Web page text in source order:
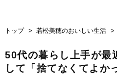
トップ 若松美穂のおいしい生活
50代の暮らし上手が最
して「捨てなくてよか